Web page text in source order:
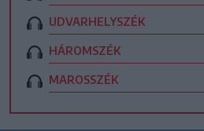
UDVARHELYSZÉK
HÁROMSZÉK
MAROSSZÉK